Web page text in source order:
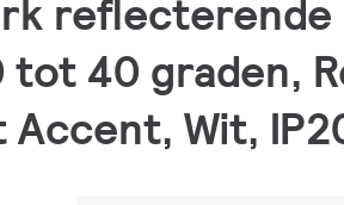
tot 40 graden,
Wit,